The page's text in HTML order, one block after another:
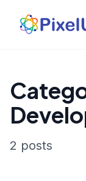
2 posts